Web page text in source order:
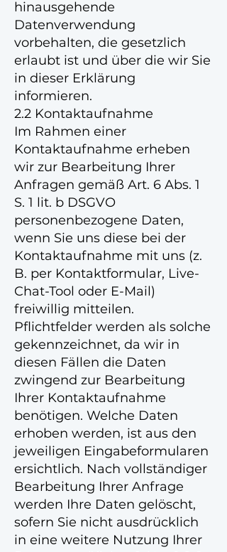
hinausgehende
Datenverwendung
vorbehalten, die gesetzlich
erlaubt ist und über die wir Sie
in dieser Erklärung
informieren.
2.2 Kontaktaufnahme
Im Rahmen einer
Kontaktaufnahme erheben
wir zur Bearbeitung Ihrer
Anfragen gemäß Art. 6 Abs. 1
S. 1 lit. b DSGVO
personenbezogene Daten,
wenn Sie uns diese bei der
Kontaktaufnahme mit uns (z.
B. per Kontaktformular, Live-
Chat-Tool oder E-Mail)
freiwillig mitteilen.
Pflichtfelder werden als solche
gekennzeichnet, da wir in
diesen Fällen die Daten
zwingend zur Bearbeitung
Ihrer Kontaktaufnahme
benötigen. Welche Daten
erhoben werden, ist aus den
jeweiligen Eingabeformularen
ersichtlich. Nach vollständiger
Bearbeitung Ihrer Anfrage
werden Ihre Daten gelöscht,
sofern Sie nicht ausdrücklich
in eine weitere Nutzung Ihrer